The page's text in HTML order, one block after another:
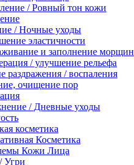
/ Ровный тон кожи
/ Ночные уходы
эластичности
и заполнение морщин
/ улучшение рельефа
раздражения / воспаления
очищение пор
/ Дневные уходы
косметика
Косметика
Кожи Лица
Угри